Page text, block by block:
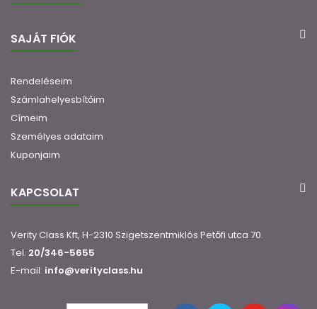
SAJÁT FIÓK
Rendeléseim
Számlahelyesbítőim
Címeim
Személyes adataim
Kuponjaim
KAPCSOLAT
Verity Class Kft, H-2310 Szigetszentmiklós Petőfi utca 70.
Tel. 20/346-5655
E-mail: info@verityclass.hu